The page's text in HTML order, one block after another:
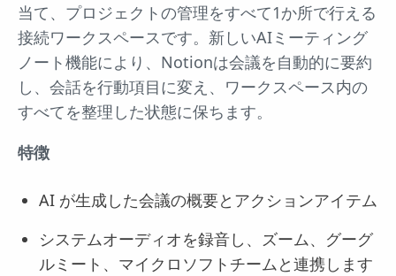
当て、プロジェクトの管理をすべて1か所で行える
接続ワークスペースです。新しいAIミーティング
ノート機能により、Notionは会議を自動的に要約
し、会話を行動項目に変え、ワークスペース内の
すべてを整理した状態に保ちます。
特徴
AI が生成した会議の概要とアクションアイテム
システムオーディオを録音し、ズーム、グーグ
ルミート、マイクロソフトチームと連携します